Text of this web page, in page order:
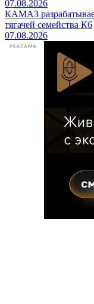
07.08.2026
КАМАЗ
тягачей семейства К6
07.08.2026
РЕКЛАМА